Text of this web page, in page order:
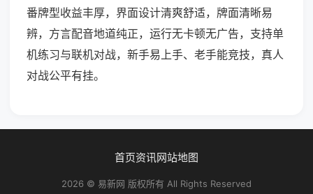
番牌型收益丰厚，界面设计清爽舒适，牌面清晰易
辨，方言配音地道纯正，运行无卡顿无广告，支持单
机练习与联机对战，新手易上手、老手能竞技，真人
对战公平有挂。
首页资讯网站地图
2026 © 易新网 版权所有 All Rights Reserved